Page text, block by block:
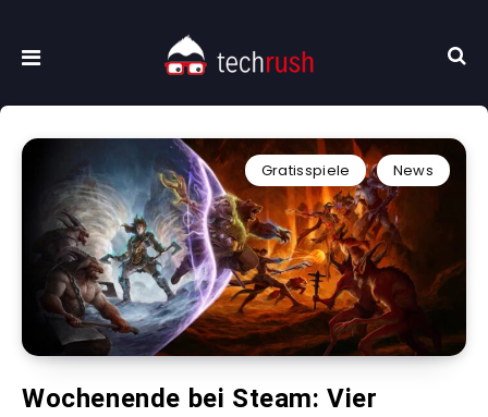
Gratisspiele News
Wochenende bei Steam: Vier